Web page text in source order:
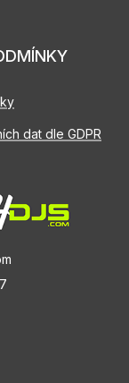
dat dle GDPR